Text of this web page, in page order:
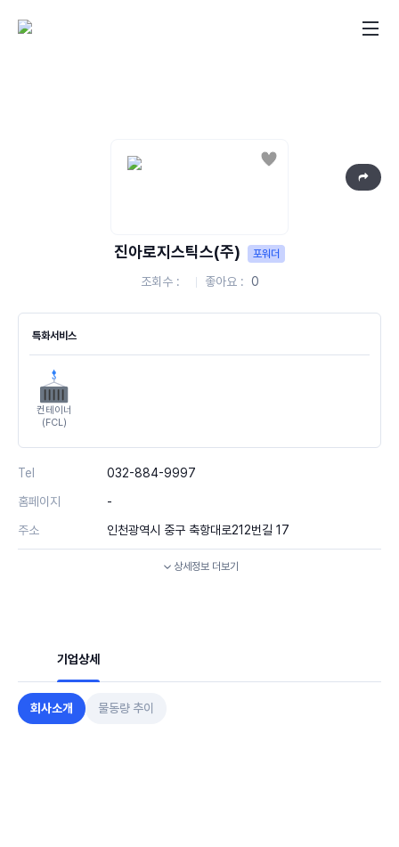
좋아요
진아로지스틱스(주) 포워더
조회수 좋아요 0
특화서비스
컨테이너
(FCL)
Tel
032-884-9997
홈페이지
-
주소
인천광역시 중구 축항대로212번길 17
상세정보 더보기
기업상세
회사소개 물동량 추이